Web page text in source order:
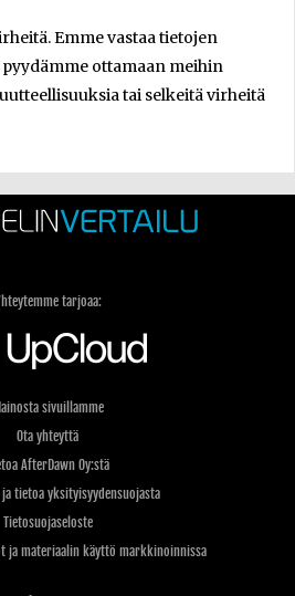
Emme vastaa tietojen
ottamaan meihin
tai selkeitä virheitä
tarjoaa:
sivuillamme
Ota yhteyttä
AfterDawn Oy:stä
tietoa yksityisyydensuojasta
Tietosuojaseloste
ja materiaalin käyttö markkinoinnissa